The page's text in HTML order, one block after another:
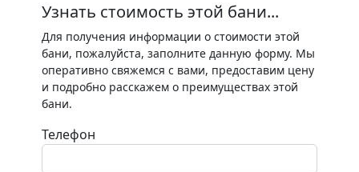
Узнать стоимость этой бани...
Для получения информации о стоимости этой
бани, пожалуйста, заполните данную форму. Мы
оперативно свяжемся с вами, предоставим цену
и подробно расскажем о преимуществах этой
бани.
Телефон